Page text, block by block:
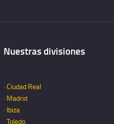
Nuestras divisiones
· Ciudad Real
· Madrid
· Ibiza
· Toledo